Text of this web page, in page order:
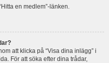
en medlem”-länken.
att klicka på “Visa dina inlägg” i
För att söka efter dina trådar,